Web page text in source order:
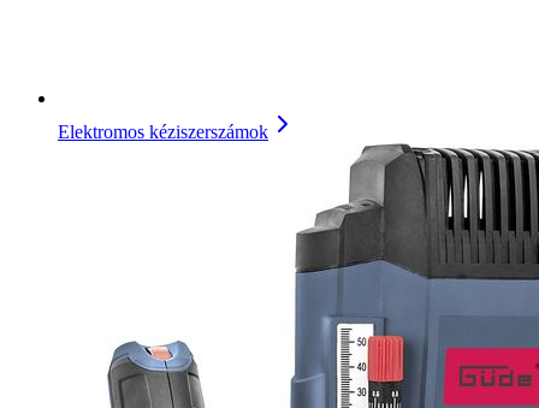
Elektromos kéziszerszámok